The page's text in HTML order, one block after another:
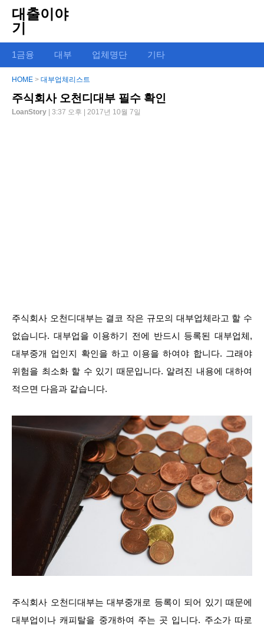
대출이야
기
1금융 대부 업체명단 기타
HOME > 대부업체리스트
주식회사 오천디대부 필수 확인
LoanStory | 3:37 오후 | 2017년 10월 7일
주식회사 오천디대부는 결코 작은 규모의 대부업체라고 할 수
없습니다. 대부업을 이용하기 전에 반드시 등록된 대부업체,
대부중개 업인지 확인을 하고 이용을 하여야 합니다. 그래야
위험을 최소화 할 수 있기 때문입니다. 알려진 내용에 대하여
적으면 다음과 같습니다.
주식회사 오천디대부는 대부중개로 등록이 되어 있기 때문에
대부업이나 캐피탈을 중개하여 주는 곳 입니다. 주소가 따로